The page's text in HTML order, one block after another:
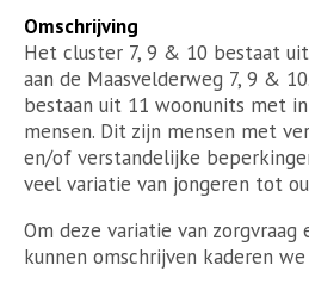
Omschrijving
Het cluster 7, 9 & 10 bestaat
aan de Maasvelderweg 7, 9 &
bestaan uit 11 woonunits met
mensen. Dit zijn mensen met
en/of verstandelijke
veel variatie van jongeren tot
Om deze variatie van zorgvraag
kunnen omschrijven kaderen